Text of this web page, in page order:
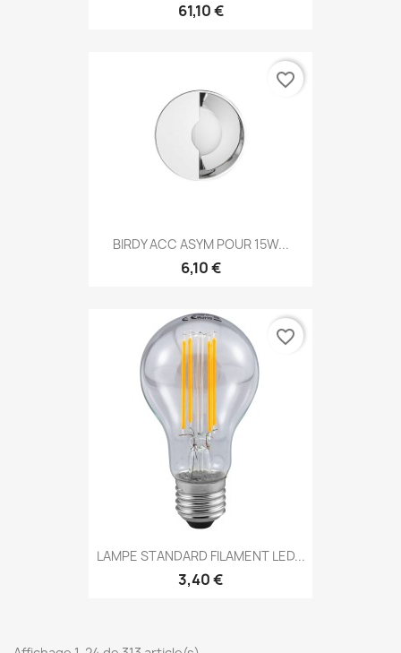
61,10 €
BIRDY ACC ASYM POUR 15W...
6,10 €
favorite_border
LAMPE STANDARD FILAMENT LED...
3,40 €
favorite_border